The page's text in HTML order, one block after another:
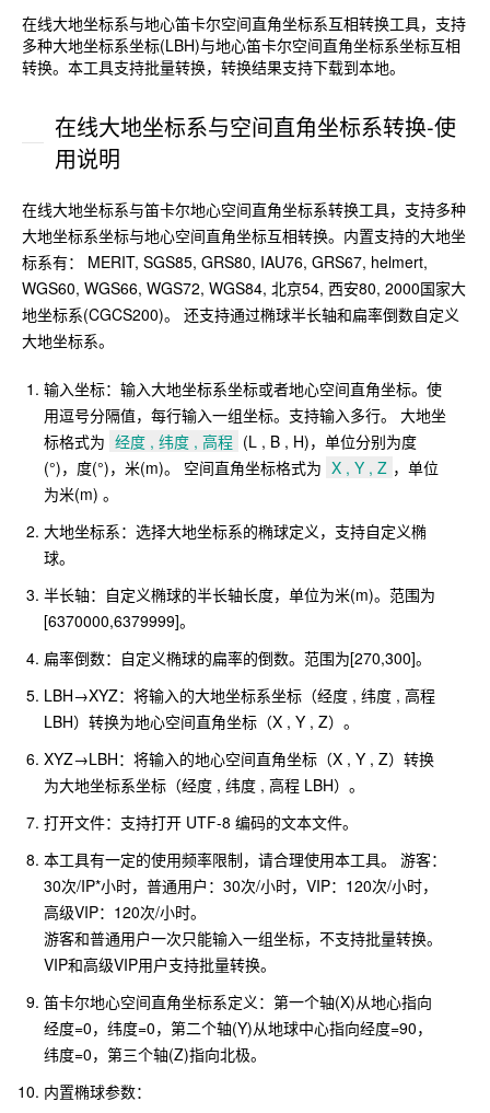
在线大地坐标系与地心笛卡尔空间直角坐标系互相转换工具，支持
多种大地坐标系坐标(LBH)与地心笛卡尔空间直角坐标系坐标互相
转换。本工具支持批量转换，转换结果支持下载到本地。
在线大地坐标系与空间直角坐标系转换-使
用说明
在线大地坐标系与笛卡尔地心空间直角坐标系转换工具，支持多种
大地坐标系坐标与地心空间直角坐标互相转换。内置支持的大地坐
标系有： MERIT, SGS85, GRS80, IAU76, GRS67, helmert,
WGS60, WGS66, WGS72, WGS84, 北京54, 西安80, 2000国家大
地坐标系(CGCS200)。 还支持通过椭球半长轴和扁率倒数自定义
大地坐标系。
输入坐标：输入大地坐标系坐标或者地心空间直角坐标。使
用逗号分隔值，每行输入一组坐标。支持输入多行。 大地坐
标格式为 经度 , 纬度 , 高程 (L , B , H)，单位分别为度
(°)，度(°)，米(m)。 空间直角坐标格式为 X , Y , Z ，单位
为米(m) 。
大地坐标系：选择大地坐标系的椭球定义，支持自定义椭
球。
半长轴：自定义椭球的半长轴长度，单位为米(m)。范围为
[6370000,6379999]。
扁率倒数：自定义椭球的扁率的倒数。范围为[270,300]。
LBH→XYZ：将输入的大地坐标系坐标（经度 , 纬度 , 高程
LBH）转换为地心空间直角坐标（X , Y , Z）。
XYZ→LBH：将输入的地心空间直角坐标（X , Y , Z）转换
为大地坐标系坐标（经度 , 纬度 , 高程 LBH）。
打开文件：支持打开 UTF-8 编码的文本文件。
本工具有一定的使用频率限制，请合理使用本工具。 游客：
30次/IP*小时，普通用户：30次/小时，VIP：120次/小时，
高级VIP：120次/小时。
游客和普通用户一次只能输入一组坐标，不支持批量转换。
VIP和高级VIP用户支持批量转换。
笛卡尔地心空间直角坐标系定义：第一个轴(X)从地心指向
经度=0，纬度=0，第二个轴(Y)从地球中心指向经度=90，
纬度=0，第三个轴(Z)指向北极。
内置椭球参数：